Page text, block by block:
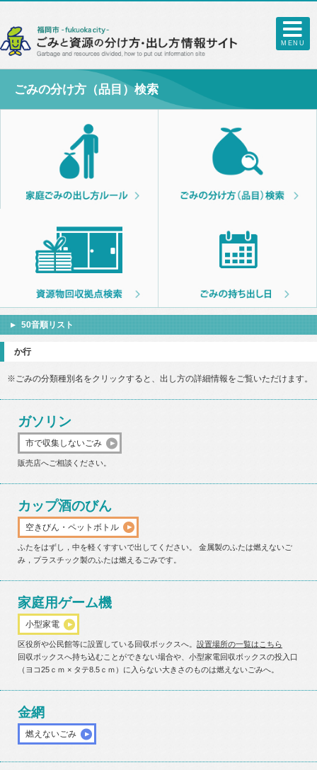
MENU
ごみの分け方（品目）検索
50音順リスト
か行
※ごみの分類種別名をクリックすると、出し方の詳細情報をご覧いただけます。
ガソリン
市で収集しないごみ
販売店へご相談ください。
カップ酒のびん
空きびん・ペットボトル
ふたをはずし，中を軽くすすいで出してください。 金属製のふたは燃えないご
み，プラスチック製のふたは燃えるごみです。
家庭用ゲーム機
小型家電
区役所や公民館等に設置している回収ボックスへ。 設置場所の一覧はこちら
回収ボックスへ持ち込むことができない場合や、小型家電回収ボックスの投入口
（ヨコ25ｃｍ × タテ8.5ｃｍ）に入らない大きさのものは燃えないごみへ。
金網
燃えないごみ